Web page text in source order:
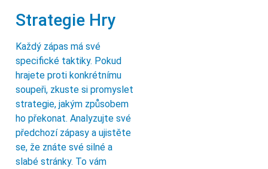
Strategie Hry
Každý zápas má své
specifické taktiky. Pokud
hrajete proti konkrétnímu
soupeři, zkuste si promyslet
strategie, jakým způsobem
ho překonat. Analyzujte své
předchozí zápasy a ujistěte
se, že znáte své silné a
slabé stránky. To vám